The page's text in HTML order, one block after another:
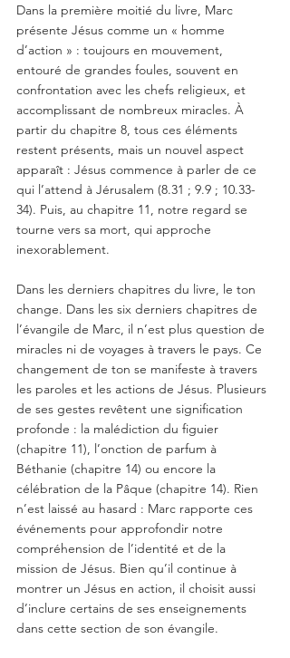
Dans la première moitié du livre, Marc
présente Jésus comme un « homme
d’action » : toujours en mouvement,
entouré de grandes foules, souvent en
confrontation avec les chefs religieux, et
accomplissant de nombreux miracles. À
partir du chapitre 8, tous ces éléments
restent présents, mais un nouvel aspect
apparaît : Jésus commence à parler de ce
qui l’attend à Jérusalem (8.31 ; 9.9 ; 10.33-
34). Puis, au chapitre 11, notre regard se
tourne vers sa mort, qui approche
inexorablement.
Dans les derniers chapitres du livre, le ton
change. Dans les six derniers chapitres de
l’évangile de Marc, il n’est plus question de
miracles ni de voyages à travers le pays. Ce
changement de ton se manifeste à travers
les paroles et les actions de Jésus. Plusieurs
de ses gestes revêtent une signification
profonde : la malédiction du figuier
(chapitre 11), l’onction de parfum à
Béthanie (chapitre 14) ou encore la
célébration de la Pâque (chapitre 14). Rien
n’est laissé au hasard : Marc rapporte ces
événements pour approfondir notre
compréhension de l’identité et de la
mission de Jésus. Bien qu’il continue à
montrer un Jésus en action, il choisit aussi
d’inclure certains de ses enseignements
dans cette section de son évangile.